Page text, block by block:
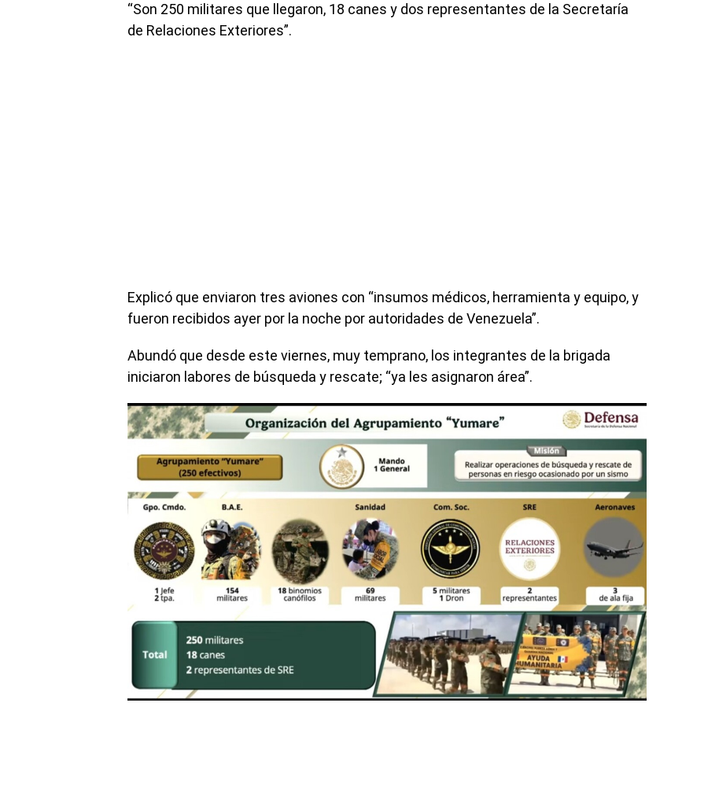
“Son 250 militares que llegaron, 18 canes y dos representantes de la Secretaría
de Relaciones Exteriores”.
Explicó que enviaron tres aviones con “insumos médicos, herramienta y equipo, y
fueron recibidos ayer por la noche por autoridades de Venezuela”.
Abundó que desde este viernes, muy temprano, los integrantes de la brigada
iniciaron labores de búsqueda y rescate; “ya les asignaron área”.